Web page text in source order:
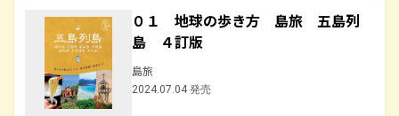
０１ 地球の歩き方 島旅 五島列
島 ４訂版
島旅
2024.07.04 発売